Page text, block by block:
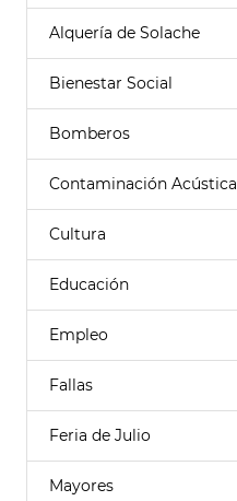
Alquería de Solache
Bienestar Social
Bomberos
Contaminación Acústica
Cultura
Educación
Empleo
Fallas
Feria de Julio
Mayores